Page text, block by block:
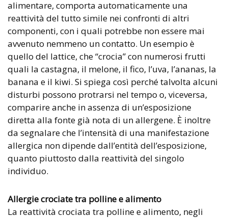
alimentare, comporta automaticamente una
reattività del tutto simile nei confronti di altri
componenti, con i quali potrebbe non essere mai
avvenuto nemmeno un contatto. Un esempio è
quello del lattice, che “crocia” con numerosi frutti
quali la castagna, il melone, il fico, l’uva, l’ananas, la
banana e il kiwi. Si spiega così perché talvolta alcuni
disturbi possono protrarsi nel tempo o, viceversa,
comparire anche in assenza di un’esposizione
diretta alla fonte già nota di un allergene. È inoltre
da segnalare che l’intensità di una manifestazione
allergica non dipende dall’entità dell’esposizione,
quanto piuttosto dalla reattività del singolo
individuo.
Allergie crociate tra polline e alimento
La reattività crociata tra polline e alimento, negli